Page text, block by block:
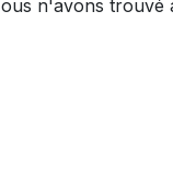
n'avons trouvé